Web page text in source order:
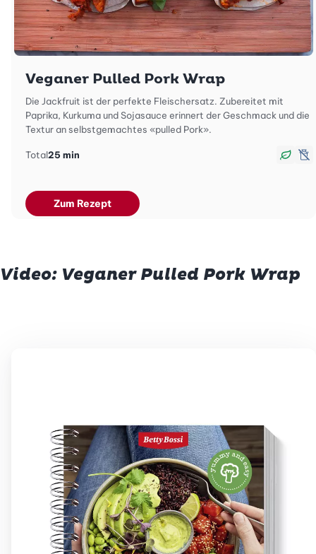
Veganer Pulled Pork Wrap
Die Jackfruit ist der perfekte Fleischersatz. Zubereitet mit
Paprika, Kurkuma und Sojasauce erinnert der Geschmack und die
Textur an selbstgemachtes «pulled Pork».
Total25 min
Zum Rezept
Video: Veganer Pulled Pork Wrap